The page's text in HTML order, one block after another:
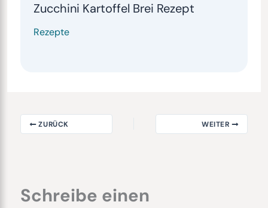
Zucchini Kartoffel Brei Rezept
Rezepte
ZURÜCK WEITER
Schreibe einen